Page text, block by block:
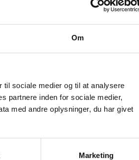
Om
til sociale medier og til at analysere
partnere inden for sociale medier,
med andre oplysninger, du har givet
Marketing
Ved udrejse skal du ved
som du indrejste på, er